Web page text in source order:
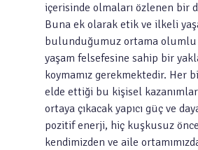
içerisinde olmaları özlenen bir
Buna ek olarak etik ve ilkeli
bulunduğumuz ortama
yaşam felsefesine sahip bir
koymamız gerekmektedir. Her
elde ettiği bu kişisel
ortaya çıkacak yapıcı güç ve
pozitif enerji, hiç kuşkusuz
kendimizden ve aile